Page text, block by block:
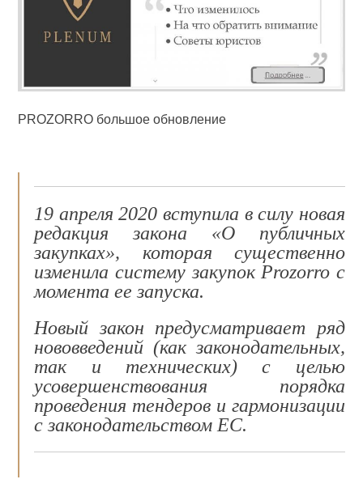
PROZORRO большое обновление
19 апреля 2020 вступила в силу новая
редакция закона «О публичных
закупках», которая существенно
изменила систему закупок Prozorro с
момента ее запуска.
Новый закон предусматривает ряд
нововведений (как законодательных,
так и технических) с целью
усовершенствования порядка
проведения тендеров и гармонизации
с законодательством ЕС.